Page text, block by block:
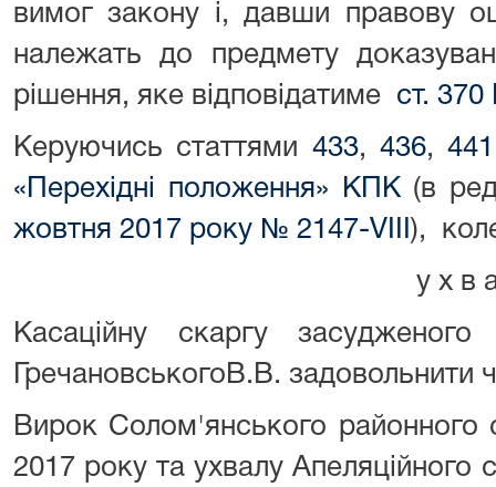
вимог закону і, давши правову
належать до предмету
рішення, яке відповідатиме ст.
Керуючись статтями 433,436,441
«Перехідні положення» КПК(в
жовтня 2017 року № 2147-VIII ),
у х в а л и
Касаційну скаргу
ГречановськогоВ.В. задовольнити
Вирок Солом'янського районного
2017 року та ухвалу Апеляційного